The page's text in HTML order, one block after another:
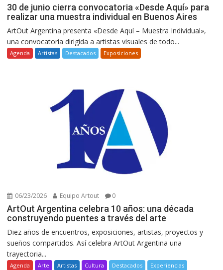
30 de junio cierra convocatoria «Desde Aquí» para
realizar una muestra individual en Buenos Aires
ArtOut Argentina presenta «Desde Aquí – Muestra Individual»,
una convocatoria dirigida a artistas visuales de todo...
Agenda Artistas Destacados Exposiciones
06/23/2026 Equipo Artout 0
ArtOut Argentina celebra 10 años: una década
construyendo puentes a través del arte
Diez años de encuentros, exposiciones, artistas, proyectos y
sueños compartidos. Así celebra ArtOut Argentina una
trayectoria...
Agenda Arte Artistas Cultura Destacados
Experiencias